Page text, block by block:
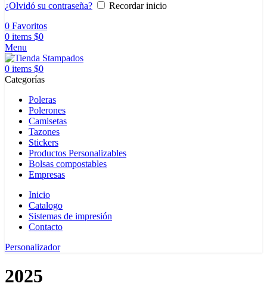
¿Olvidó su contraseña?
Recordar inicio
0 Favoritos
0 items $0
Menu
0 items $0
Categorías
Poleras
Polerones
Camisetas
Tazones
Stickers
Productos Personalizables
Bolsas compostables
Empresas
Inicio
Catalogo
Sistemas de impresión
Contacto
Personalizador
2025